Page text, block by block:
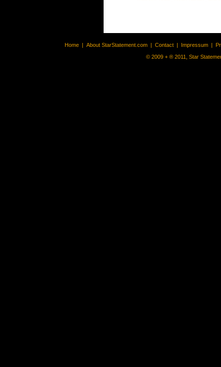
Home | About StarStatement.com | Contact | Impressum |
© 2009 + ® 2011, Star